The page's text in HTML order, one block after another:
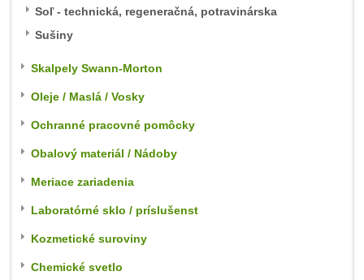
Soľ - technická, regeneračná, potravinárska
Sušiny
Skalpely Swann-Morton
Oleje / Maslá / Vosky
Ochranné pracovné pomôcky
Obalový materiál / Nádoby
Meriace zariadenia
Laboratórné sklo / príslušenst
Kozmetické suroviny
Chemické svetlo